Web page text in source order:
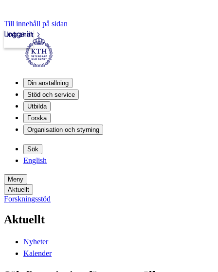
Till innehåll på sidan
Intranät
Logga in
Din anställning
Stöd och service
Utbilda
Forska
Organisation och styrning
Sök
English
Meny
Aktuellt
Forskningsstöd
Aktuellt
Nyheter
Kalender